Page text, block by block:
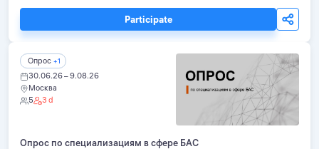
Participate
Опрос +1
30.06.26 – 9.08.26
Москва
5
3 d
Опрос по специализациям в сфере БАС